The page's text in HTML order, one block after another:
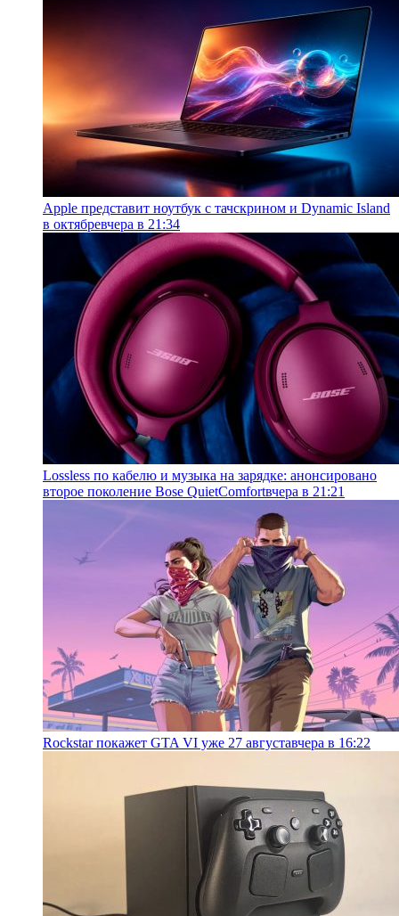
Apple представит ноутбук с тачскрином и Dynamic Island
в октябревчера в 21:34
Lossless по кабелю и музыка на зарядке: анонсировано
второе поколение Bose QuietComfortвчера в 21:21
Rockstar покажет GTA VI уже 27 августавчера в 16:22